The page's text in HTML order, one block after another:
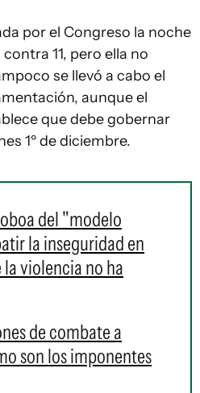
por el Congreso la noche
11, pero ella no
se llevó a cabo el
aunque el
que debe gobernar
1º de diciembre.
del "modelo
la inseguridad en
violencia no ha
de combate a
son los imponentes